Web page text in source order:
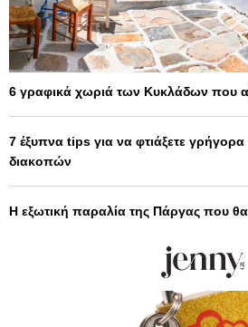
6 γραφικά χωριά των Κυκλάδων που
7 έξυπνα tips για να φτιάξετε
διακοπών
Η εξωτική παραλία της Πάργας που